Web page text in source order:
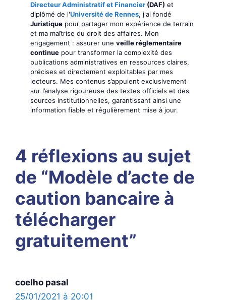
Directeur Administratif et Financier (DAF) et
diplômé de l'Université de Rennes, j'ai fondé
Juristique pour partager mon expérience de terrain
et ma maîtrise du droit des affaires. Mon
engagement : assurer une veille réglementaire
continue pour transformer la complexité des
publications administratives en ressources claires,
précises et directement exploitables par mes
lecteurs. Mes contenus s’appuient exclusivement
sur l’analyse rigoureuse des textes officiels et des
sources institutionnelles, garantissant ainsi une
information fiable et régulièrement mise à jour.
4 réflexions au sujet
de “Modèle d’acte de
caution bancaire à
télécharger
gratuitement”
coelho pasal
25/01/2021 à 20:01